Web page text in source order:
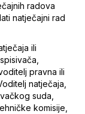
radova
natječajni rad
ili
pravna ili
natječaja,
suda,
komisije,